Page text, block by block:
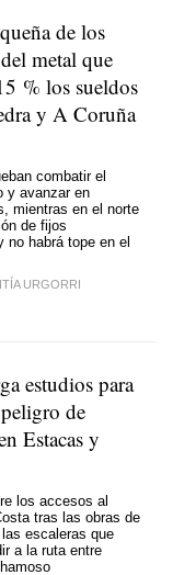
de los
metal que
% los sueldos
y A Coruña
combatir el
y avanzar en
mientras en el norte
de fijos
no habrá tope en el
URGORRI
estudios para
de
Estacas y
los accesos al
tras las obras de
escaleras que
a la ruta entre